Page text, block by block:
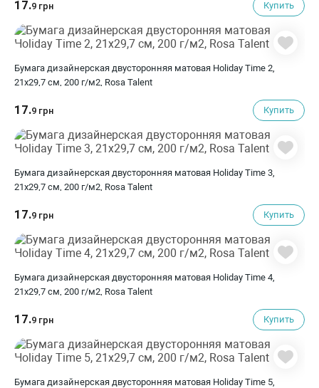
17.9 грн Купить
Бумага дизайнерская двусторонняя матовая Holiday Time 2,
21х29,7 см, 200 г/м2, Rosa Talent
17.9 грн Купить
Бумага дизайнерская двусторонняя матовая Holiday Time 3,
21х29,7 см, 200 г/м2, Rosa Talent
17.9 грн Купить
Бумага дизайнерская двусторонняя матовая Holiday Time 4,
21х29,7 см, 200 г/м2, Rosa Talent
17.9 грн Купить
Бумага дизайнерская двусторонняя матовая Holiday Time 5,